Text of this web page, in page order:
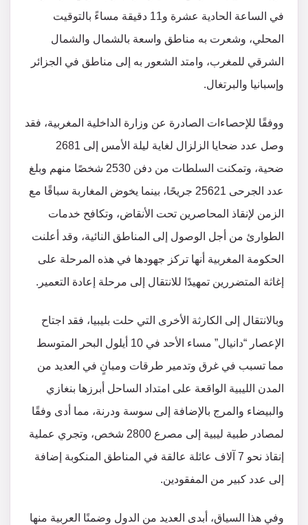
في الساعة الحادية عشرة و11 دقيقة مساءً بالتوقيت
المحلي، وشعرت به مناطق واسعة بالشمال والشمال
الشرقي للمغرب، وامتد الشعور به إلى مناطق في الجزائر
وإسبانيا والبرتغال.
ووفقًا للإحصاءات الصادرة عن وزارة الداخلية المغربية، فقد
وصل عدد ضحايا الزلزال لغاية ليلة الأمس إلى 2681
ضحية، وتمكنت السلطات من دفن 2530 شخصًا منهم وبلغ
عدد الجرحى 25621 جريحًا، بينما يخوض المغاربة سباقًا مع
الزمن لإنقاذ المحاصرين تحت الأنقاض، وتكافح خدمات
الطوارئ من أجل الوصول إلى المناطق النائية، وقد أعلنت
الحكومة المغربية أنها تركز جهودها في هذه المرحلة على
إغاثة المتضررين تمهيدًا للانتقال إلى مرحلة إعادة التعمير.
وبالانتقال إلى الكارثة الأخرى التي حلت بليبيا، فقد اجتاح
الإعصار “دانيال” مساء الأحد في 10 أيلول البحر المتوسط
مما تسبب في غرق وتدمير طرقات ومبانٍ في العديد من
المدن الليبية الواقعة على امتداد الساحل أبرزها بنغازي
والبيضاء والمرج بالإضافة إلى سوسة ودرنة، مما أدى وفقًا
لمصادر طبية ليبية إلى مصرع 2800 شخص، وتجري عملية
إنقاذ نحو 7 آلاف عائلة عالقة في المناطق المنكوبة إضافة
إلى عدد كبير من المفقودين.
وفي هذا السياق، أبدى العديد من الدول وضمنًا العربية منها